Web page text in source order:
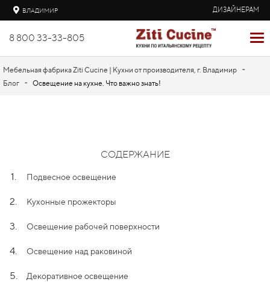
ВЛАДИМИР ДИЗАЙНЕРАМ
8 800 33-33-805
Мебельная фабрика Ziti Cucine | Кухни от производителя, г. Владимир -
Блог - Освещение на кухне. Что важно знать!
СОДЕРЖАНИЕ
1.
Подвесное освещение
2. Кухонные прожекторы
3. Освещение рабочей поверхности
4. Освещение над раковиной
5. Декоративное освещение